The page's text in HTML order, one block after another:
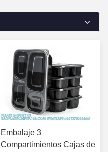
Embalaje 3
Compartimientos Cajas de